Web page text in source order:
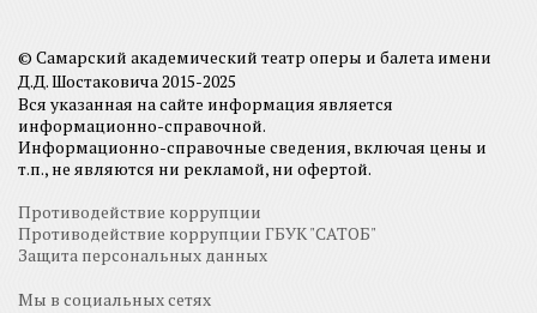
© Самарский академический театр оперы и балета имени
Д.Д. Шостаковича 2015-2025
Вся указанная на сайте информация является
информационно-справочной.
Информационно-справочные сведения, включая цены и
т.п., не являются ни рекламой, ни офертой.
Противодействие коррупции
Противодействие коррупции ГБУК "САТОБ"
Защита персональных данных
Мы в социальных сетях